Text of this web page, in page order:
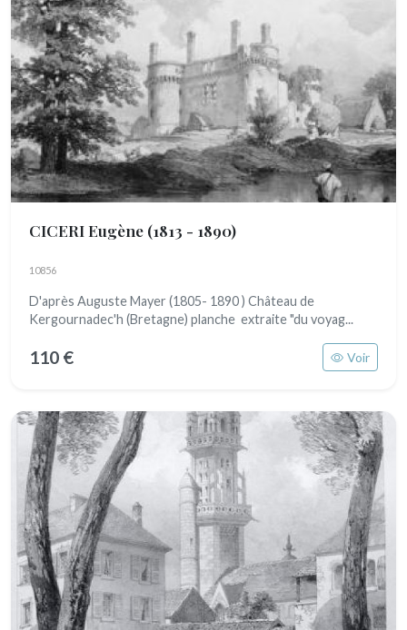
CICERI Eugène (1813 - 1890)
10856
D'après Auguste Mayer (1805- 1890 ) Château de
Kergournadec'h (Bretagne) planche extraite "du voyag...
110 € Voir